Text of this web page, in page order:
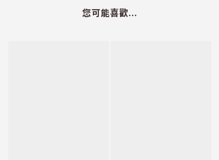
您可能喜歡...